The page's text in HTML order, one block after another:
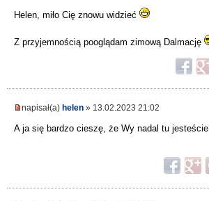
Helen, miło Cię znowu widzieć
Z przyjemnością pooglądam zimową Dalmację
napisał(a) helen » 13.02.2023 21:02
A ja się bardzo cieszę, że Wy nadal tu jesteście